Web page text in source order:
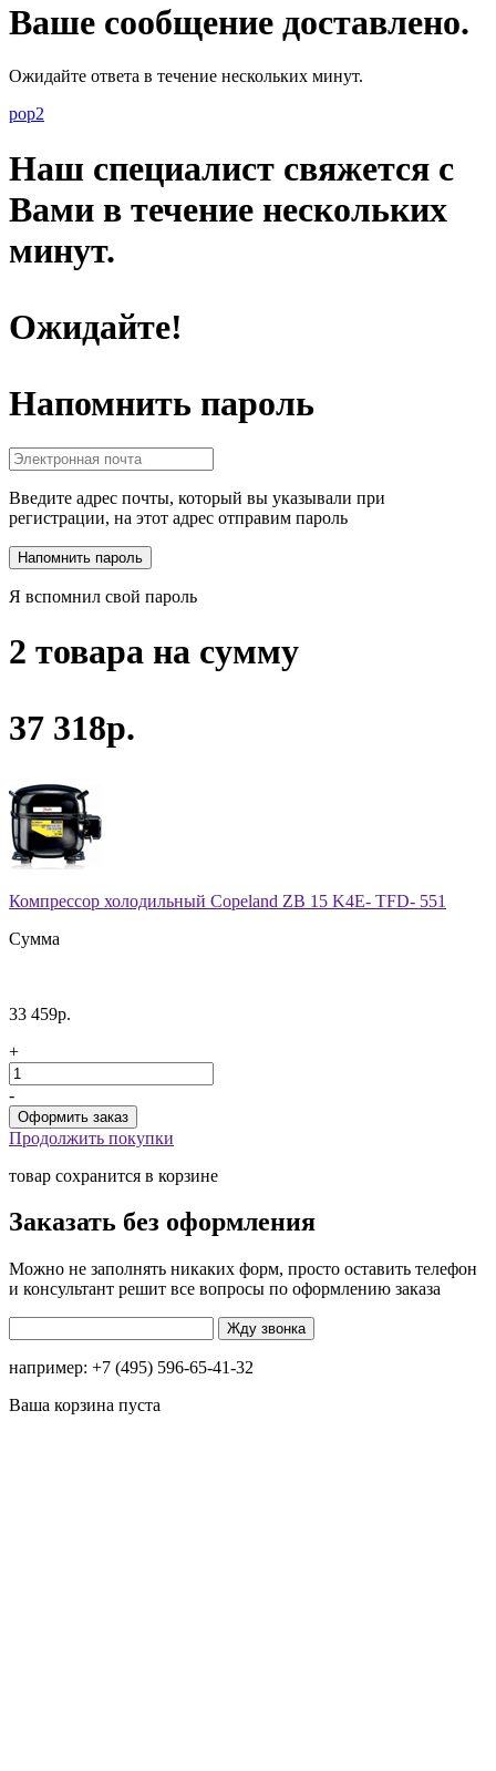
Ваше сообщение доставлено.
Ожидайте ответа в течение нескольких минут.
pop2
Наш специалист свяжется с
Вами в течение нескольких
минут.
Ожидайте!
Напомнить пароль
Введите адрес почты, который вы указывали при
регистрации, на этот адрес отправим пароль
Я вспомнил свой пароль
2 товара на сумму
37 318р.
Компрессор холодильный Copeland ZB 15 K4E- TFD- 551
Сумма
33 459р.
+
-
Продолжить покупки
товар сохранится в корзине
Заказать без оформления
Можно не заполнять никаких форм, просто оставить телефон
и консультант решит все вопросы по оформлению заказа
например: +7 (495) 596-65-41-32
Ваша корзина пуста